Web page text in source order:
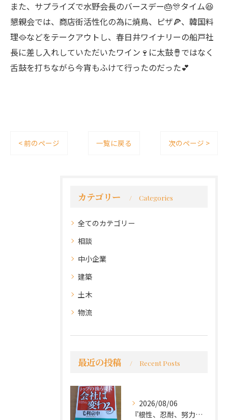
また、サプライズで水野会長のバースデー🎂🎊タイム😆
懇親会では、商店街活性化の為に焼鳥、ピザ🍕、韓国料
理🥘などをテークアウトし、春日井ワイナリーの船戸社
長に差し入れしていただいたワイン🍷に太鼓🪘ではなく
舌鼓を打ちながら今宵もふけて行ったのだった💕
< 前のページ 一覧に戻る 次のページ >
カテゴリー Categories
全てのカテゴリー
相談
中小企業
建築
土木
物流
最近の投稿 Recent Posts
2026/08/06
『根性、忍耐、努力という言葉は死語なのか』